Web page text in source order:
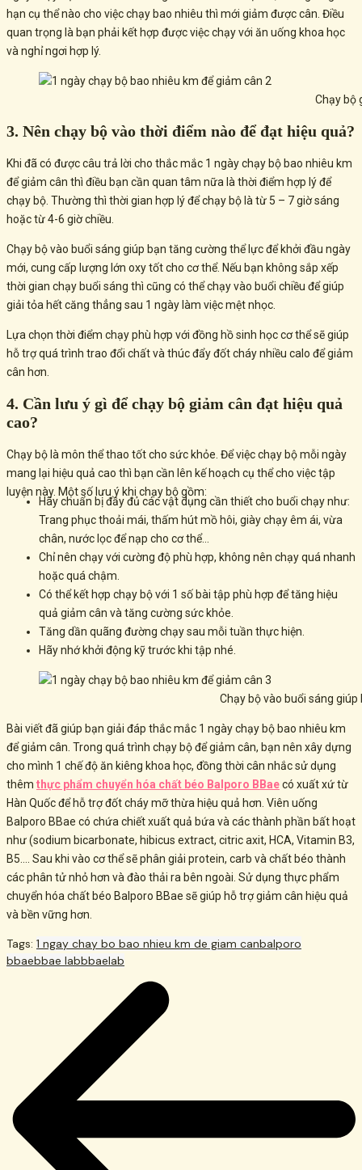
hạn cụ thể nào cho việc chạy bao nhiêu thì mới giảm được cân. Điều
quan trọng là bạn phải kết hợp được việc chạy với ăn uống khoa học
và nghỉ ngơi hợp lý.
Chạy bộ
3. Nên chạy bộ vào thời điểm nào để đạt hiệu quả?
Khi đã có được câu trả lời cho thắc mắc 1 ngày chạy bộ bao nhiêu km
để giảm cân thì điều bạn cần quan tâm nữa là thời điểm hợp lý để
chạy bộ. Thường thì thời gian hợp lý để chạy bộ là từ 5 – 7 giờ sáng
hoặc từ 4-6 giờ chiều.
Chạy bộ vào buổi sáng giúp bạn tăng cường thể lực để khởi đầu ngày
mới, cung cấp lượng lớn oxy tốt cho cơ thể. Nếu bạn không sắp xếp
thời gian chạy buổi sáng thì cũng có thể chạy vào buổi chiều để giúp
giải tỏa hết căng thẳng sau 1 ngày làm việc mệt nhọc.
Lựa chọn thời điểm chạy phù hợp với đồng hồ sinh học cơ thể sẽ giúp
hỗ trợ quá trình trao đổi chất và thúc đẩy đốt cháy nhiều calo để giảm
cân hơn.
4. Cần lưu ý gì để chạy bộ giảm cân đạt hiệu quả
cao?
Chạy bộ là môn thể thao tốt cho sức khỏe. Để việc chạy bộ mỗi ngày
mang lại hiệu quả cao thì bạn cần lên kế hoạch cụ thể cho việc tập
luyện này. Một số lưu ý khi chạy bộ gồm:
Hãy chuẩn bị đầy đủ các vật dụng cần thiết cho buổi chạy như:
Trang phục thoải mái, thấm hút mồ hôi, giày chạy êm ái, vừa
chân, nước lọc để nạp cho cơ thể…
Chỉ nên chạy với cường độ phù hợp, không nên chạy quá nhanh
hoặc quá chậm.
Có thể kết hợp chạy bộ với 1 số bài tập phù hợp để tăng hiệu
quả giảm cân và tăng cường sức khỏe.
Tăng dần quãng đường chạy sau mỗi tuần thực hiện.
Hãy nhớ khởi động kỹ trước khi tập nhé.
Chạy bộ vào buổi sáng
Bài viết đã giúp bạn giải đáp thắc mắc 1 ngày chạy bộ bao nhiêu km
để giảm cân. Trong quá trình chạy bộ để giảm cân, bạn nên xây dựng
cho mình 1 chế độ ăn kiêng khoa học, đồng thời cân nhắc sử dụng
thêm thực phẩm chuyển hóa chất béo Balporo BBaecó xuất xứ từ
Hàn Quốc để hỗ trợ đốt cháy mỡ thừa hiệu quả hơn. Viên uống
Balporo BBae có chứa chiết xuất quả bứa và các thành phần bất hoạt
như (sodium bicarbonate, hibicus extract, citric axit, HCA, Vitamin B3,
B5…. Sau khi vào cơ thể sẽ phân giải protein, carb và chất béo thành
các phân tử nhỏ hơn và đào thải ra bên ngoài. Sử dụng thực phẩm
chuyển hóa chất béo Balporo BBae sẽ giúp hỗ trợ giảm cân hiệu quả
và bền vững hơn.
Tags: 1 ngay chay bo bao nhieu km de giam canbalporo
bbaebbae labbbaelab